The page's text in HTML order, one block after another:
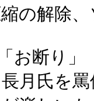
の解除
お断り」
月氏を罵